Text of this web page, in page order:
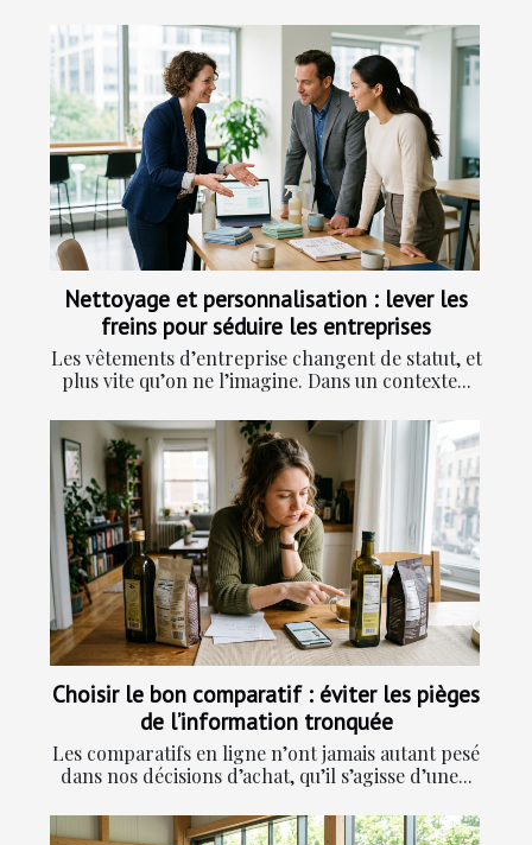
Nettoyage et personnalisation : lever les
freins pour séduire les entreprises
Les vêtements d’entreprise changent de statut, et
plus vite qu’on ne l’imagine. Dans un contexte...
Choisir le bon comparatif : éviter les pièges
de l’information tronquée
Les comparatifs en ligne n’ont jamais autant pesé
dans nos décisions d’achat, qu’il s’agisse d’une...